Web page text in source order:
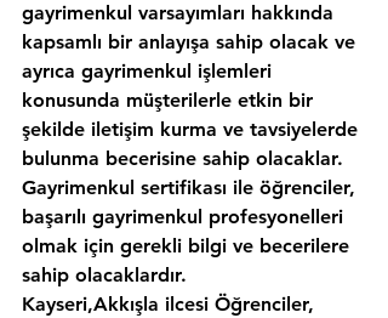
gayrimenkul varsayımları hakkında
kapsamlı bir anlayışa sahip olacak ve
ayrıca gayrimenkul işlemleri
konusunda müşterilerle etkin bir
şekilde iletişim kurma ve tavsiyelerde
bulunma becerisine sahip olacaklar.
Gayrimenkul sertifikası ile öğrenciler,
başarılı gayrimenkul profesyonelleri
olmak için gerekli bilgi ve becerilere
sahip olacaklardır.
Kayseri,Akkışla ilcesi Öğrenciler,